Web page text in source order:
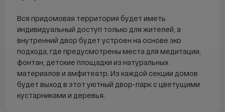
IT-ипотека
О компании
О компании
Контакты
Вся придомовая территория будет иметь
индивидуальный доступ только для жителей, а
внутренний двор будет устроен на основе эко
подхода, где предусмотрены места для медитации,
фонтан, детские площадки из натуральных
материалов и амфитеатр. Из каждой секции домов
будет выход в этот уютный двор-парк с цветущими
кустарниками и деревья.